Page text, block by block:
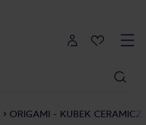
ORIGAMI - KUBEK